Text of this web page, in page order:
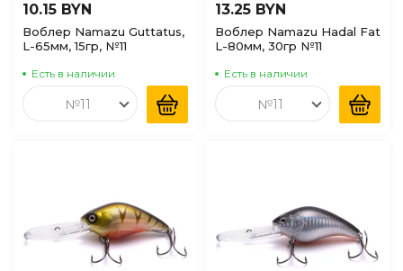
10.15 BYN
Воблер Namazu Guttatus,
L-65мм, 15гр, №11
Есть в наличии
№11
13.25 BYN
Воблер Namazu Hadal Fat
L-80мм, 30гр №11
Есть в наличии
№11